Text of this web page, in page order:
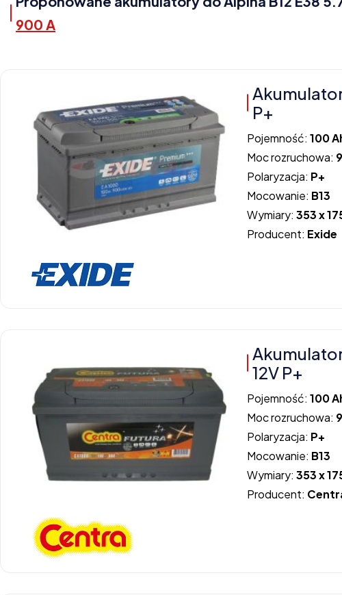
900 A
P+
Pojemność:100
Moc rozruchowa:
Polaryzacja: P+
Mocowanie: B13
Wymiary:353 x
Producent: Exide
12V P+
Pojemność:100
Moc rozruchowa:
Polaryzacja: P+
Mocowanie: B13
Wymiary:353 x
Producent: